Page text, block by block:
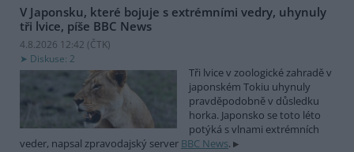
V Japonsku, které bojuje s extrémními vedry, uhynuly
tři lvice, píše BBC News
4.8.2026 12:42 (ČTK)
Diskuse: 2
Tři lvice v zoologické zahradě v
japonském Tokiu uhynuly
pravděpodobně v důsledku
horka. Japonsko se toto léto
potýká s vlnami extrémních
veder, napsal zpravodajský server BBC News.